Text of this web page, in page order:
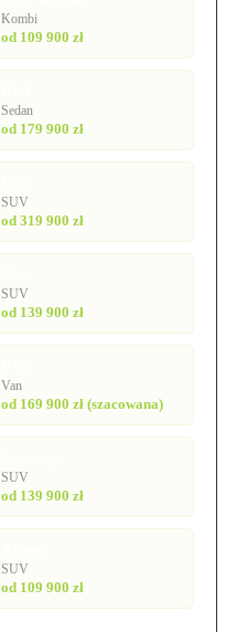
Kombi
od 109 900 zł
Sedan
od 179 900 zł
SUV
od 319 900 zł
SUV
od 139 900 zł
Van
od 169 900 zł (szacowana)
SUV
od 139 900 zł
SUV
od 109 900 zł